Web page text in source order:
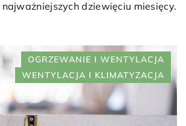
dziewięciu miesięcy.
OGRZEWANIE I WENTYLACJA
WENTYLACJA I KLIMATYZACJA